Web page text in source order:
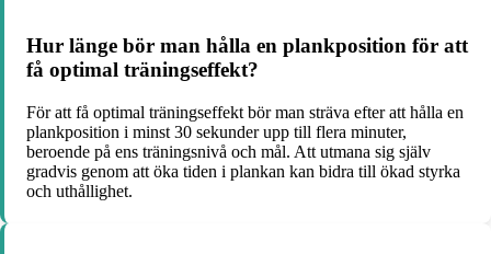
Hur länge bör man hålla en plankposition för att
få optimal träningseffekt?
För att få optimal träningseffekt bör man sträva efter att hålla en
plankposition i minst 30 sekunder upp till flera minuter,
beroende på ens träningsnivå och mål. Att utmana sig själv
gradvis genom att öka tiden i plankan kan bidra till ökad styrka
och uthållighet.